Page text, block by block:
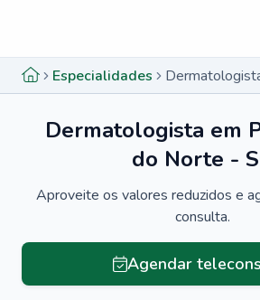
Especialidades
Dermatologista em
do Norte -
Aproveite os valores reduzidos e
consulta.
Agendar